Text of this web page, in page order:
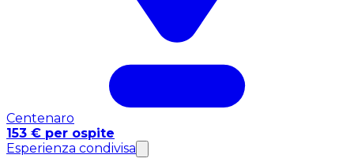
Centenaro
153 € per ospite
Esperienza condivisa